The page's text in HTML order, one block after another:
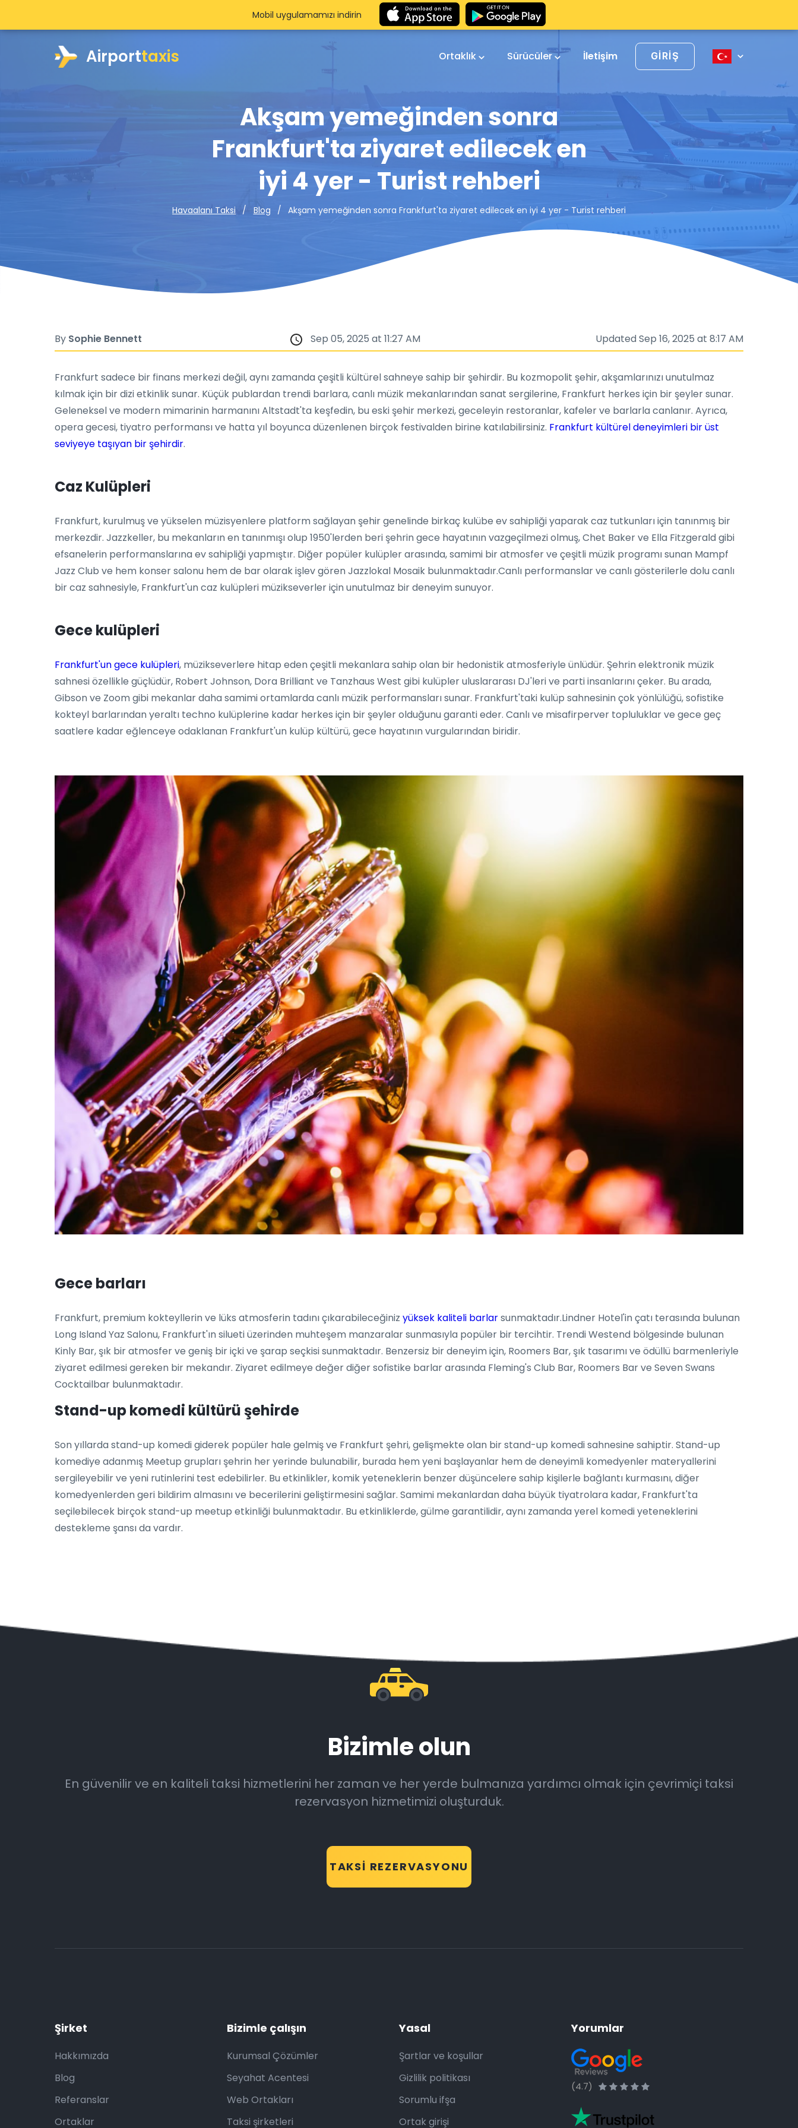
Airporttaxis Ortaklık Sürücüler İletişim GIRIŞ
Akşam yemeğinden sonra
Frankfurt'ta ziyaret edilecek en
iyi 4 yer - Turist rehberi
Havaalanı Taksi Blog Akşam yemeğinden sonra Frankfurt'ta ziyaret edilecek en iyi 4 yer - Turist rehberi
Mobil uygulamamızı indirin
By Sophie Bennett Sep 05, 2025 at 11:27 AM Updated Sep 16, 2025 at 8:17 AM
Frankfurt sadece bir finans merkezi değil, aynı zamanda çeşitli kültürel sahneye sahip bir şehirdir. Bu kozmopolit şehir, akşamlarınızı unutulmaz
kılmak için bir dizi etkinlik sunar. Küçük publardan trendi barlara, canlı müzik mekanlarından sanat sergilerine, Frankfurt herkes için bir şeyler sunar.
Geleneksel ve modern mimarinin harmanını Altstadt'ta keşfedin, bu eski şehir merkezi, geceleyin restoranlar, kafeler ve barlarla canlanır. Ayrıca,
opera gecesi, tiyatro performansı ve hatta yıl boyunca düzenlenen birçok festivalden birine katılabilirsiniz. Frankfurt kültürel deneyimleri bir üst
seviyeye taşıyan bir şehirdir.
Caz Kulüpleri
Frankfurt, kurulmuş ve yükselen müzisyenlere platform sağlayan şehir genelinde birkaç kulübe ev sahipliği yaparak caz tutkunları için tanınmış bir
merkezdir. Jazzkeller, bu mekanların en tanınmışı olup 1950'lerden beri şehrin gece hayatının vazgeçilmezi olmuş, Chet Baker ve Ella Fitzgerald gibi
efsanelerin performanslarına ev sahipliği yapmıştır. Diğer popüler kulüpler arasında, samimi bir atmosfer ve çeşitli müzik programı sunan Mampf
Jazz Club ve hem konser salonu hem de bar olarak işlev gören Jazzlokal Mosaik bulunmaktadır.Canlı performanslar ve canlı gösterilerle dolu canlı
bir caz sahnesiyle, Frankfurt'un caz kulüpleri müzikseverler için unutulmaz bir deneyim sunuyor.
Gece kulüpleri
Frankfurt'un gece kulüpleri, müzikseverlere hitap eden çeşitli mekanlara sahip olan bir hedonistik atmosferiyle ünlüdür. Şehrin elektronik müzik
sahnesi özellikle güçlüdür, Robert Johnson, Dora Brilliant ve Tanzhaus West gibi kulüpler uluslararası DJ'leri ve parti insanlarını çeker. Bu arada,
Gibson ve Zoom gibi mekanlar daha samimi ortamlarda canlı müzik performansları sunar. Frankfurt'taki kulüp sahnesinin çok yönlülüğü, sofistike
kokteyl barlarından yeraltı techno kulüplerine kadar herkes için bir şeyler olduğunu garanti eder. Canlı ve misafirperver topluluklar ve gece geç
saatlere kadar eğlenceye odaklanan Frankfurt'un kulüp kültürü, gece hayatının vurgularından biridir.
Gece barları
Frankfurt, premium kokteyllerin ve lüks atmosferin tadını çıkarabileceğiniz yüksek kaliteli barlarsunmaktadır.Lindner Hotel'in çatı terasında bulunan
Long Island Yaz Salonu, Frankfurt'ın silueti üzerinden muhteşem manzaralar sunmasıyla popüler bir tercihtir. Trendi Westend bölgesinde bulunan
Kinly Bar, şık bir atmosfer ve geniş bir içki ve şarap seçkisi sunmaktadır. Benzersiz bir deneyim için, Roomers Bar, şık tasarımı ve ödüllü barmenleriyle
ziyaret edilmesi gereken bir mekandır. Ziyaret edilmeye değer diğer sofistike barlar arasında Fleming's Club Bar, Roomers Bar ve Seven Swans
Cocktailbar bulunmaktadır.
Stand-up komedi kültürü şehirde
Son yıllarda stand-up komedi giderek popüler hale gelmiş ve Frankfurt şehri, gelişmekte olan bir stand-up komedi sahnesine sahiptir. Stand-up
komediye adanmış Meetup grupları şehrin her yerinde bulunabilir, burada hem yeni başlayanlar hem de deneyimli komedyenler materyallerini
sergileyebilir ve yeni rutinlerini test edebilirler. Bu etkinlikler, komik yeteneklerin benzer düşüncelere sahip kişilerle bağlantı kurmasını, diğer
komedyenlerden geri bildirim almasını ve becerilerini geliştirmesini sağlar. Samimi mekanlardan daha büyük tiyatrolara kadar, Frankfurt'ta
seçilebilecek birçok stand-up meetup etkinliği bulunmaktadır. Bu etkinliklerde, gülme garantilidir, aynı zamanda yerel komedi yeteneklerini
destekleme şansı da vardır.
Bizimle olun
En güvenilir ve en kaliteli taksi hizmetlerini her zaman ve her yerde bulmanıza yardımcı olmak için çevrimiçi taksi
rezervasyon hizmetimizi oluşturduk.
TAKSI REZERVASYONU
Şirket
Hakkımızda
Blog
Referanslar
Ortaklar
Bizimle çalışın
Kurumsal Çözümler
Seyahat Acentesi
Web Ortakları
Taksi şirketleri
Yasal
Şartlar ve koşullar
Gizlilik politikası
Sorumlu ifşa
Ortak girişi
Yorumlar
(4.7)